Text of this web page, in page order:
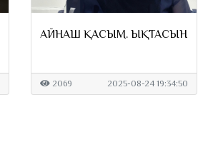
АЙНАШ ҚАСЫМ. ЫҚТАСЫН
2069 2025-08-24 19:34:50